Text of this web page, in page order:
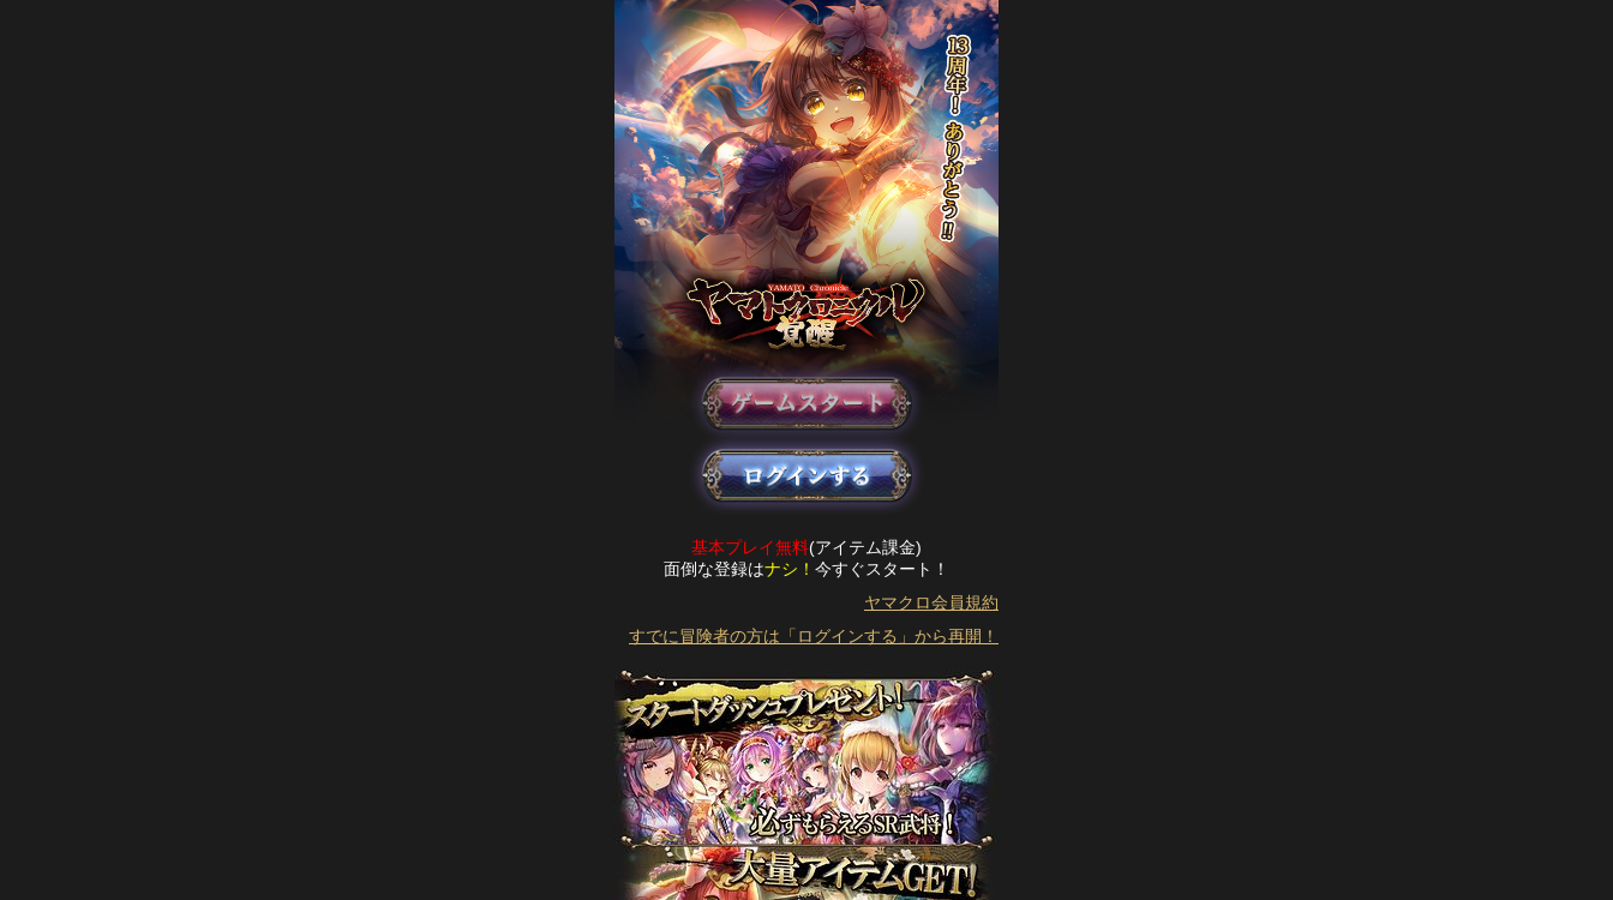
基本プレイ無料(アイテム課金)
面倒な登録はナシ！ 今すぐスタート！
ヤマクロ会員規約
すでに冒険者の方は「ログインする」から再開！